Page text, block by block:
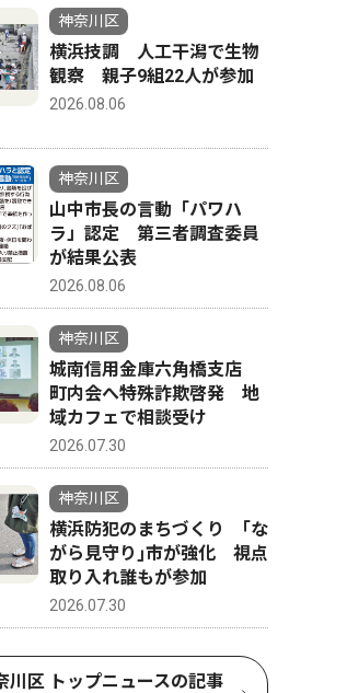
神奈川区
横浜技調 人工干潟で生物
観察 親子9組22人が参加
2026.08.06
神奈川区
山中市長の言動「パワハ
ラ」認定 第三者調査委員
が結果公表
2026.08.06
神奈川区
城南信用金庫六角橋支店
町内会へ特殊詐欺啓発 地
域カフェで相談受け
2026.07.30
神奈川区
横浜防犯のまちづくり ｢な
がら見守り｣市が強化 視点
取り入れ誰もが参加
2026.07.30
川区 トップニュースの記事